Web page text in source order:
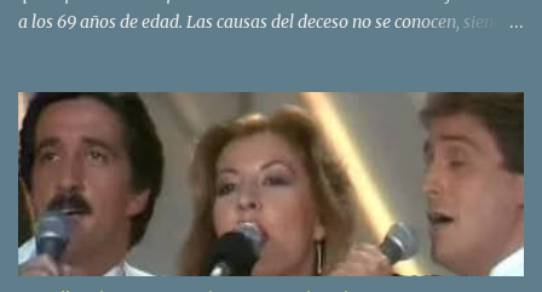
a los 69 años de edad. Las causas del deceso no se conocen, siendo
traves de las redes sociales. Nacido en Tolosa en 1951, durante su
epoca universitaria en la carrera de empresariales conoció al
estudiante de medicina Luis Villar, comenzando a actuar
juntos,Santos a la guitarra y Villar al piano, sin atreverse a dar el
salto al mercado profesional. Sin embargo esto cambió gracias a la
propia Amaia Saizar, que tras su abandono de Trigo Limpio,
recibió por parte de la discografica Hispavox el encargo de crear